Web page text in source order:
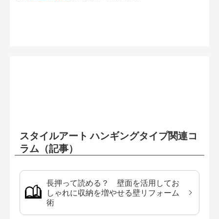
スタイルアート ハンギングタイプ関連コ
ラム（記事）
長押って読める？ 壁面を活用してお
しゃれに収納を増やせる壁リフォーム
術